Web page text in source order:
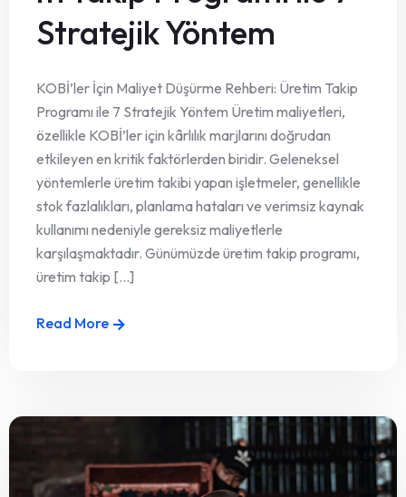
Stratejik Yöntem
KOBİ’ler İçin Maliyet Düşürme Rehberi: Üretim Takip
Programı ile 7 Stratejik Yöntem Üretim maliyetleri,
özellikle KOBİ’ler için kârlılık marjlarını doğrudan
etkileyen en kritik faktörlerden biridir. Geleneksel
yöntemlerle üretim takibi yapan işletmeler, genellikle
stok fazlalıkları, planlama hataları ve verimsiz kaynak
kullanımı nedeniyle gereksiz maliyetlerle
karşılaşmaktadır. Günümüzde üretim takip programı,
üretim takip [...]
Read More